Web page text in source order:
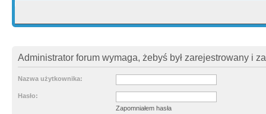
Administrator forum wymaga, żebyś był zarejestrowany i
Nazwa użytkownika:
Hasło:
Zapomniałem hasła